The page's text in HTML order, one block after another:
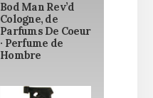
Bod Man Rev’d
Cologne, de
Parfums De Coeur
· Perfume de
Hombre